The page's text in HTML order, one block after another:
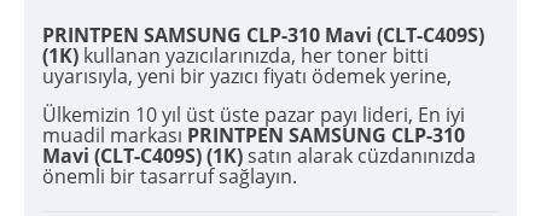
PRINTPEN SAMSUNG CLP-310 Mavi (CLT-C409S)
(1K) kullanan yazıcılarınızda, her toner bitti
uyarısıyla, yeni bir yazıcı fiyatı ödemek yerine,
Ülkemizin 10 yıl üst üste pazar payı lideri, En iyi
muadil markası PRINTPEN SAMSUNG CLP-310
Mavi (CLT-C409S) (1K)satın alarak cüzdanınızda
önemli bir tasarruf sağlayın.